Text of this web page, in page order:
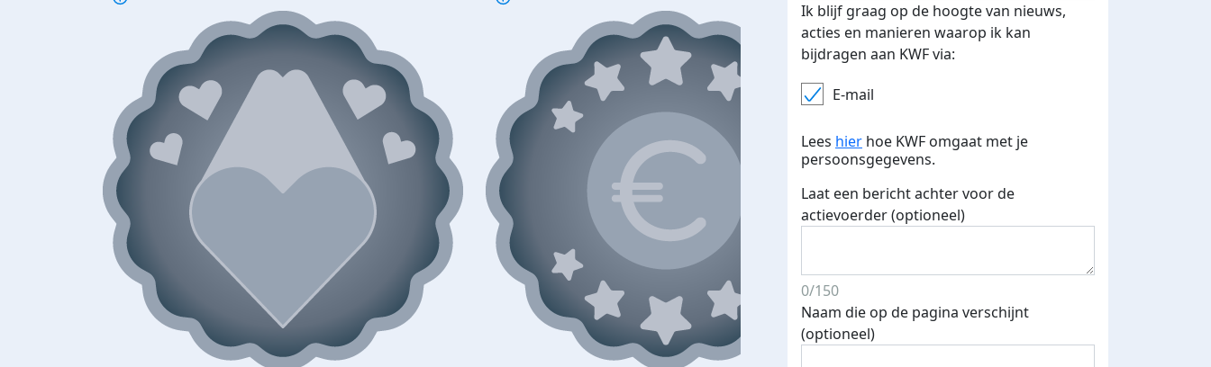
Ik blijf graag op de hoogte van nieuws,
acties en manieren waarop ik kan
bijdragen aan KWF via:
E-mail
Lees hier hoe KWF omgaat met je
persoonsgegevens.
Laat een bericht achter voor de
actievoerder (optioneel)
0/150
Naam die op de pagina verschijnt
(optioneel)